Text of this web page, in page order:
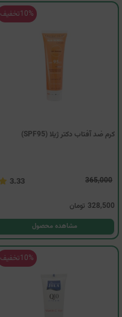
10%تخفیف
کرم ضد آفتاب دکتر ژیلا (SPF95)
365,000
3.33
328,500 تومان
مشاهده محصول
10%تخفیف